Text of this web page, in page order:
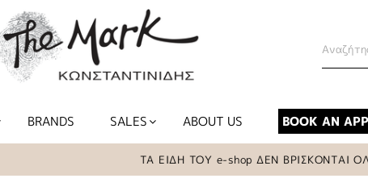
BRANDS SALES ABOUT US BOOK AN
ΤΑ ΕΙΔΗ ΤΟΥ e-shop ΔΕΝ ΒΡΙΣΚΟΝΤΑΙ ΟΛΑ